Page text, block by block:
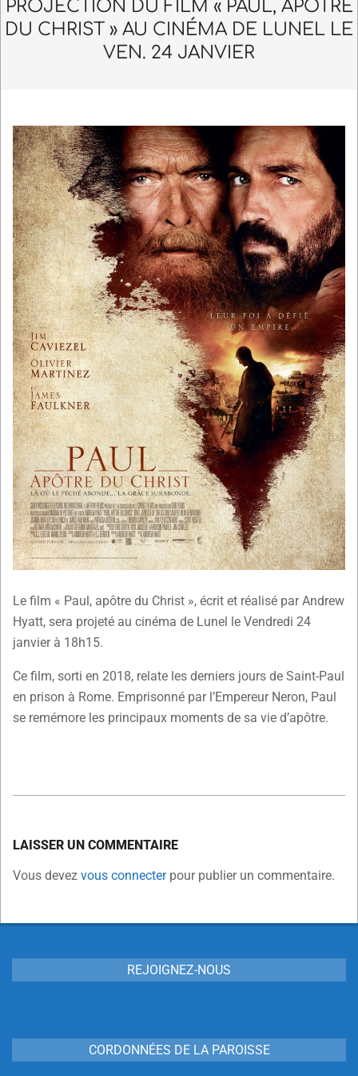
Navigation
Menu
PROJECTION DU FILM « PAUL, APÔTRE
DU CHRIST » AU CINÉMA DE LUNEL LE
VEN. 24 JANVIER
Le film « Paul, apôtre du Christ », écrit et réalisé par Andrew
Hyatt, sera projeté au cinéma de Lunel le Vendredi 24
janvier à 18h15.
Ce film, sorti en 2018, relate les derniers jours de Saint-Paul
en prison à Rome. Emprisonné par l’Empereur Neron, Paul
se remémore les principaux moments de sa vie d’apôtre.
26
LAISSER UN COMMENTAIRE
Vous devez vous connecterpour publier un commentaire.
REJOIGNEZ-NOUS
CORDONNÉES DE LA PAROISSE